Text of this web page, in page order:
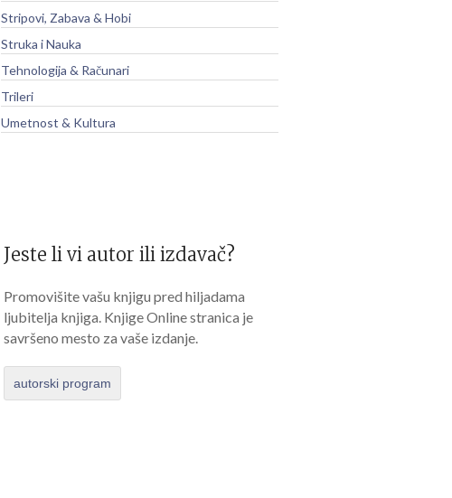
Stripovi, Zabava & Hobi
Struka i Nauka
Tehnologija & Računari
Trileri
Umetnost & Kultura
Jeste li vi autor ili izdavač?
Promovišite vašu knjigu pred hiljadama
ljubitelja knjiga. Knjige Online stranica je
savršeno mesto za vaše izdanje.
autorski program